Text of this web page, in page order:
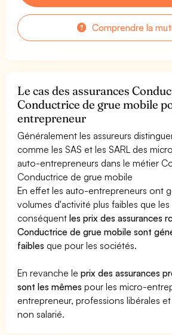
Comprendre la
Le cas des assurances
Conductrice de grue mobile
entrepreneur
Généralement les assureurs
comme les SAS et les SARL des
auto-entrepreneurs dans le métier
Conductrice de grue mobile
En effet les auto-entrepreneurs ont
volumes d'activité plus faibles que
conséquentles prix des assurances
Conductrice de grue mobile sont
faibles que pour les sociétés.
En revanche leprix des assurances
sont les mêmes pour les micro-
entrepreneur, professions libérales
non salarié.